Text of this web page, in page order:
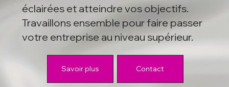
Contact
Savoir plus
éclairées et atteindre vos objectifs.
Travaillons ensemble pour faire passer
votre entreprise au niveau supérieur.